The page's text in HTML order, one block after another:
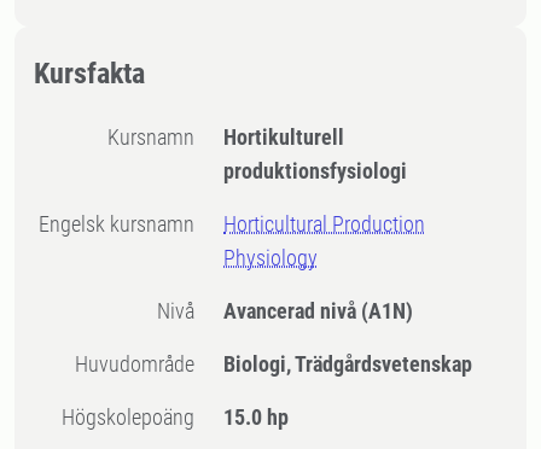
Kursfakta
Kursnamn
Hortikulturell
produktionsfysiologi
Engelsk kursnamn
Horticultural Production
Physiology
Nivå Avancerad nivå (A1N)
Huvudområde Biologi, Trädgårdsvetenskap
högskolepoäng 15.0 hp